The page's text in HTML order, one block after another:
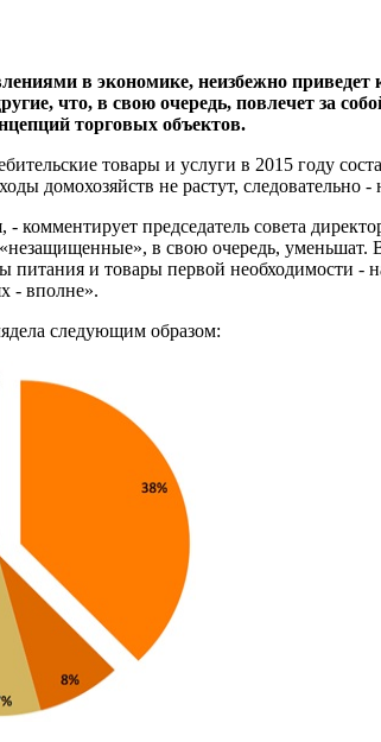
в экономике, неизбежно
что, в свою очередь, повлечет за
торговых объектов.
товары и услуги в 2015 году
домохозяйств не растут, следовательно
комментирует председатель совета
в свою очередь, уменьшат.
и товары первой необходимости -
- вполне».
следующим образом: